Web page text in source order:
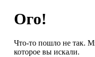
Ого!
Что-то пошло не так.
которое вы искали.